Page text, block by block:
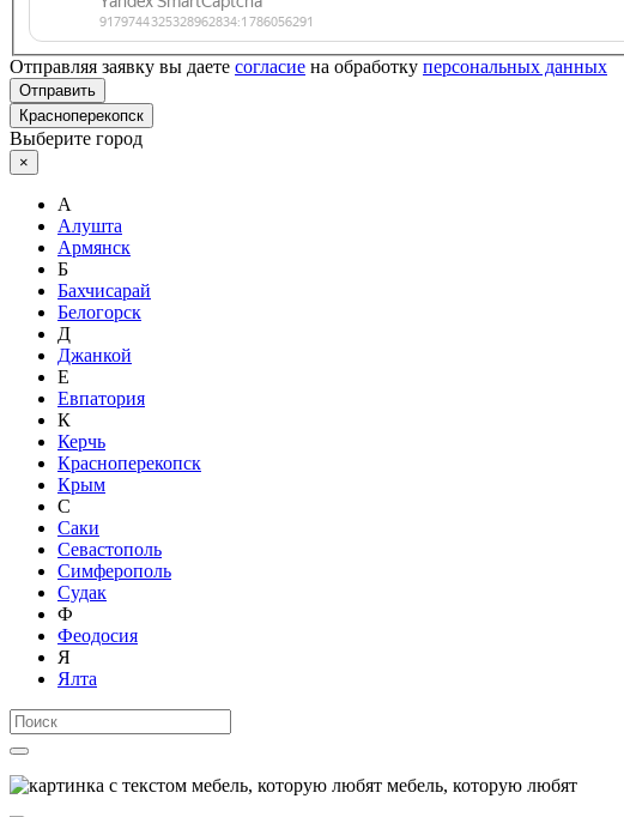
Отправляя заявку вы даете согласие на обработку персональных данных
Отправить
Красноперекопск
Выберите город
×
А
Алушта
Армянск
Б
Бахчисарай
Белогорск
Д
Джанкой
Е
Евпатория
К
Керчь
Красноперекопск
Крым
С
Саки
Севастополь
Симферополь
Судак
Ф
Феодосия
Я
Ялта
мебель, которую любят